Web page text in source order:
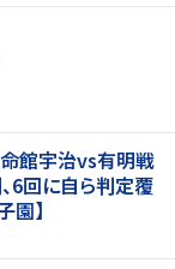
館宇治vs有明戦
6回に自ら判定覆
園】